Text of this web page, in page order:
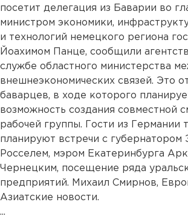
посетит делегация из Баварии во
министром экономики,
и технологий немецкого региона
Йоахимом Панце, сообщили
службе областного министерства
внешнеэкономических связей. Это
баварцев, в ходе которого
возможность создания совместной
рабочей группы. Гости из Германии
планируют встречи с губернатором
Росселем, мэром Екатеринбурга
Чернецким, посещение ряда
предприятий. Михаил Смирнов,
Азиатские новости.
...